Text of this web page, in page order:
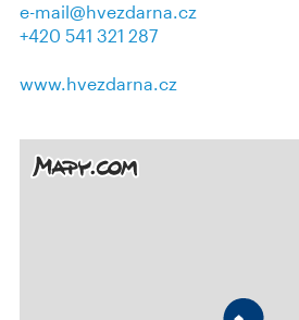
e-mail@hvezdarna.cz
+420 541 321 287
www.hvezdarna.cz